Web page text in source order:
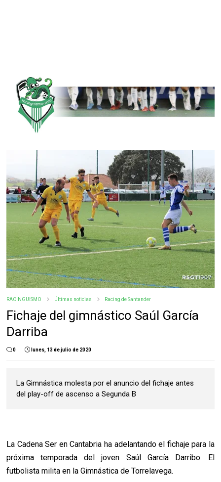
RACINGUISMO Últimas noticias Racing de Santander
Fichaje del gimnástico Saúl García
Darriba
0 lunes, 13 de julio de 2020
La Gimnástica molesta por el anuncio del fichaje antes
del play-off de ascenso a Segunda B
La Cadena Ser en Cantabria ha adelantando el fichaje para la
próxima temporada del joven Saúl García Darribo. El
futbolista milita en la Gimnástica de Torrelavega.